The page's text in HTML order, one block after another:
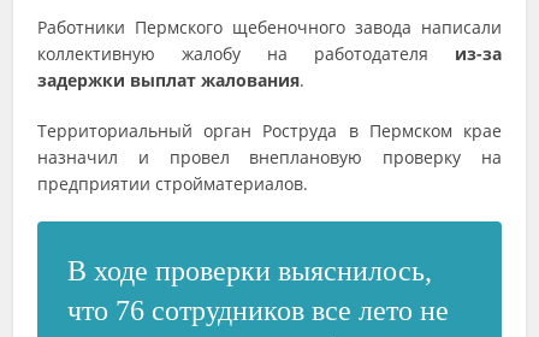
Работники Пермского щебеночного завода написали
коллективную жалобу на работодателя из-за
задержки выплат жалования.
Территориальный орган Роструда в Пермском крае
назначил и провел внеплановую проверку на
предприятии стройматериалов.
В ходе проверки выяснилось,
что 76 сотрудников все лето не